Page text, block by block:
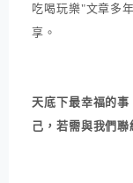
吃喝玩樂"文章多
享。
天底下最幸福的
己，若需與我們聯